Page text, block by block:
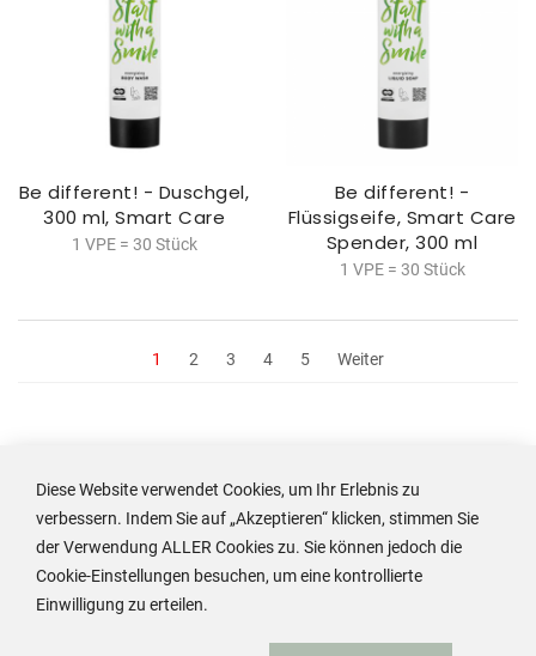
Be different! - Duschgel,
300 ml, Smart Care
1 VPE = 30 Stück
Be different! -
Flüssigseife, Smart Care
Spender, 300 ml
1 VPE = 30 Stück
1 2 3 4 5 Weiter
Um Preis und Details dieses Produkts einzusehen oder
zu bestellen, melden Sie sich an oder erstellen Sie ein
Konto.
Diese Website verwendet Cookies, um Ihr Erlebnis zu
verbessern. Indem Sie auf „Akzeptieren“ klicken, stimmen Sie
der Verwendung ALLER Cookies zu. Sie können jedoch die
Cookie-Einstellungen besuchen, um eine kontrollierte
Einwilligung zu erteilen.